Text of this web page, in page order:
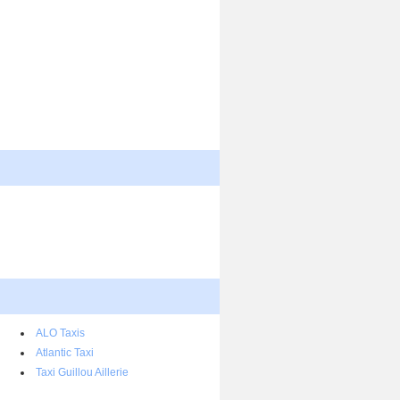
ALO Taxis
Atlantic Taxi
Taxi Guillou Aillerie